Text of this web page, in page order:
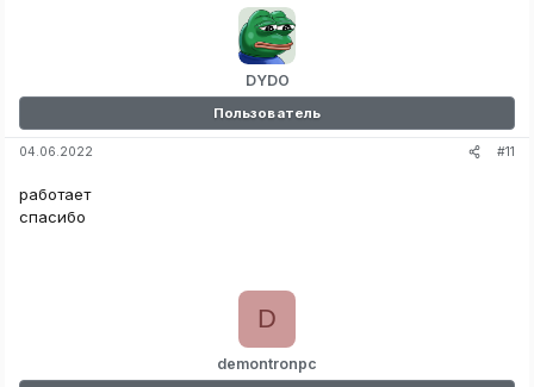
DYDO
Пользователь
04.06.2022 #11
работает
спасибо
demontronpc
D